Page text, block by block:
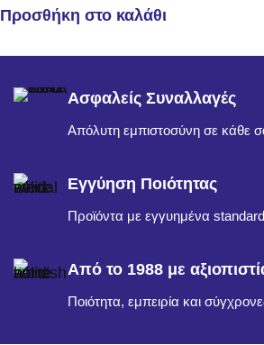
Προσθήκη στο καλάθι
Ασφαλείς Συναλλαγές
Απόλυτη εμπιστοσύνη σε κάθε
Εγγύηση Ποιότητας
Προϊόντα με εγγυημένα
Από το 1988 με
Ποιότητα, εμπειρία και